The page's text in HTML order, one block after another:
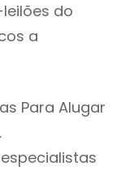
do
a
Para Alugar